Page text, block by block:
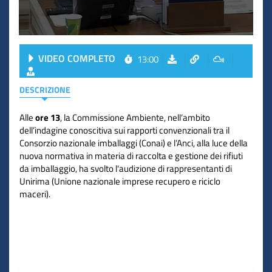
VIDEO COMPLETO 13:00
DESCRIZIONE
Alleore 13, la Commissione Ambiente, nell’ambito
dell’indagine conoscitiva sui rapporti convenzionali tra il
Consorzio nazionale imballaggi (Conai) e l’Anci, alla luce della
nuova normativa in materia di raccolta e gestione dei rifiuti
da imballaggio, ha svolto l'audizione di rappresentanti di
Unirima (Unione nazionale imprese recupero e riciclo
maceri).